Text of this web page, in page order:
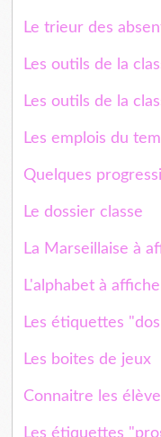
Le trieur des
Les outils de la
Les outils de la
Les emplois du
Quelques
Le dossier classe
La Marseillaise à
L'alphabet à
Les étiquettes
Les boites de jeux
Connaitre les
Les étiquettes